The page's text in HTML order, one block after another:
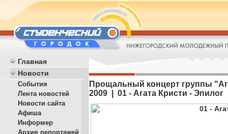
Главная
Новости
События
Лента новостей
Новости сайта
Афиша
Информер
Архив репортажей
Прощальный концерт группы
2009 | 01 - Агата Кристи - Эпилог